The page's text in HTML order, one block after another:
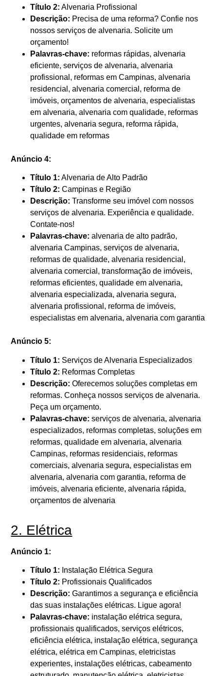
Título 2: Alvenaria Profissional
Descrição: Precisa de uma reforma? Confie nos
nossos serviços de alvenaria. Solicite um
orçamento!
Palavras-chave: reformas rápidas, alvenaria
eficiente, serviços de alvenaria, alvenaria
profissional, reformas em Campinas, alvenaria
residencial, alvenaria comercial, reforma de
imóveis, orçamentos de alvenaria, especialistas
em alvenaria, alvenaria com qualidade, reformas
urgentes, alvenaria segura, reforma rápida,
qualidade em reformas
Anúncio 4:
Título 1: Alvenaria de Alto Padrão
Título 2: Campinas e Região
Descrição: Transforme seu imóvel com nossos
serviços de alvenaria. Experiência e qualidade.
Contate-nos!
Palavras-chave: alvenaria de alto padrão,
alvenaria Campinas, serviços de alvenaria,
reformas de qualidade, alvenaria residencial,
alvenaria comercial, transformação de imóveis,
reformas eficientes, qualidade em alvenaria,
alvenaria especializada, alvenaria segura,
alvenaria profissional, reforma de imóveis,
especialistas em alvenaria, alvenaria com garantia
Anúncio 5:
Título 1: Serviços de Alvenaria Especializados
Título 2: Reformas Completas
Descrição: Oferecemos soluções completas em
reformas. Conheça nossos serviços de alvenaria.
Peça um orçamento.
Palavras-chave: serviços de alvenaria, alvenaria
especializados, reformas completas, soluções em
reformas, qualidade em alvenaria, alvenaria
Campinas, reformas residenciais, reformas
comerciais, alvenaria segura, especialistas em
alvenaria, alvenaria com garantia, reforma de
imóveis, alvenaria eficiente, alvenaria rápida,
orçamentos de alvenaria
2. Elétrica
Anúncio 1:
Título 1: Instalação Elétrica Segura
Título 2: Profissionais Qualificados
Descrição: Garantimos a segurança e eficiência
das suas instalações elétricas. Ligue agora!
Palavras-chave: instalação elétrica segura,
profissionais qualificados, serviços elétricos,
eficiência elétrica, instalação elétrica, segurança
elétrica, elétrica em Campinas, eletricistas
experientes, instalações elétricas, cabeamento